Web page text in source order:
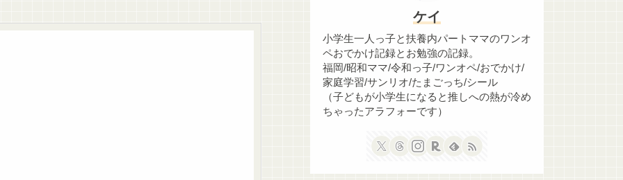
ケイ
小学生一人っ子と扶養内パートママのワンオ
ペおでかけ記録とお勉強の記録。
福岡/昭和ママ/令和っ子/ワンオペ/おでかけ/
家庭学習/サンリオ/たまごっち/シール
（子どもが小学生になると推しへの熱が冷め
ちゃったアラフォーです）